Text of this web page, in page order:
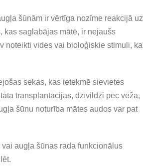
šūnām ir vērtīga nozīme reakcijā uz
kas saglabājas mātē, ir nejaušs
noteikti vides vai bioloģiskie stimuli,
sekas, kas ietekmē sievietes
transplantācijas, dzīvildzi pēc vēža,
šūnu noturība mātes audos var pat
augļa šūnas rada funkcionālus